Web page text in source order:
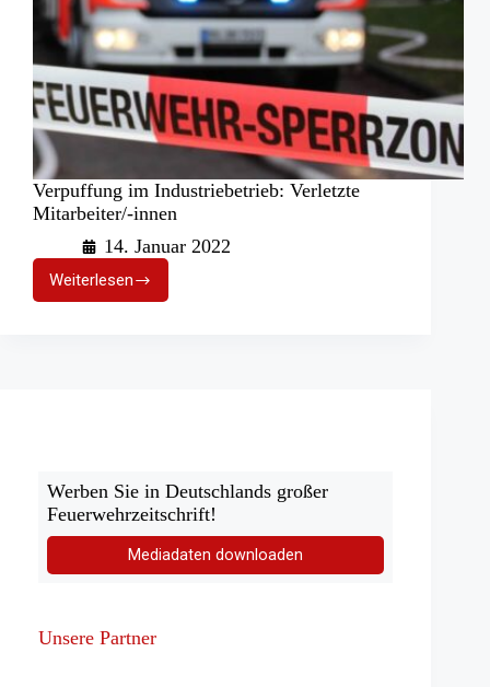
Verpuffung im Industriebetrieb: Verletzte
Mitarbeiter/-innen
14. Januar 2022
WeiterlesenVerpuffung
im
Werben Sie in Deutschlands großer
Feuerwehrzeitschrift!
Mediadaten downloaden
Unsere Partner